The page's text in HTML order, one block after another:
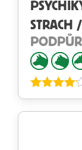
STRACH
Hodnocení